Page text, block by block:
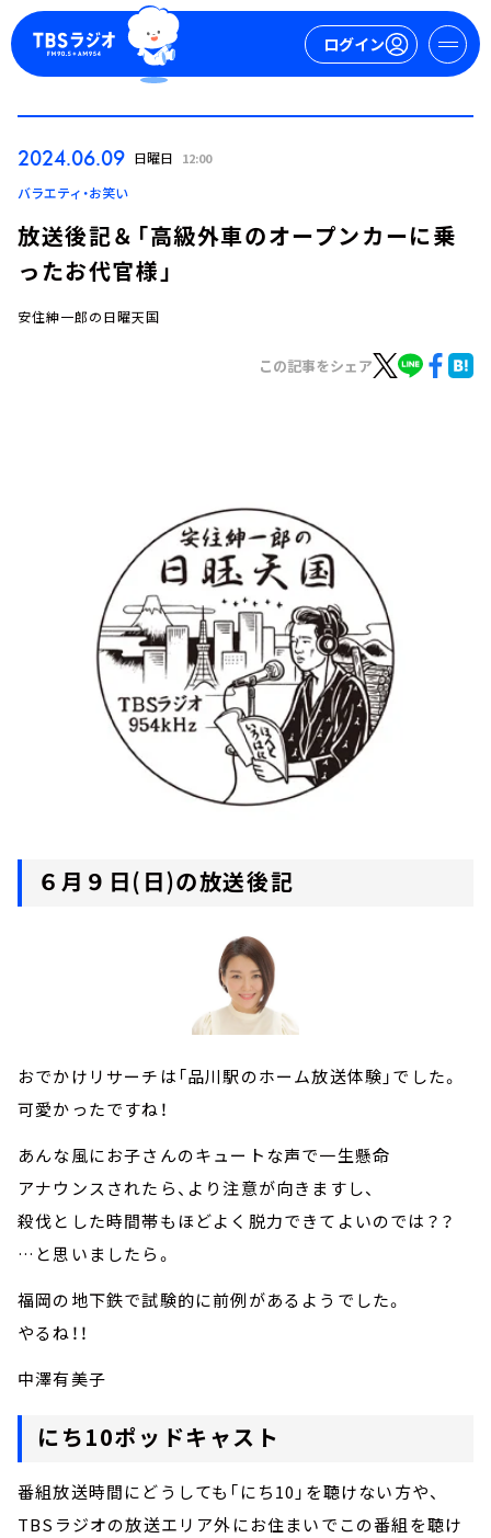
ログイン
ログイン
イベント・グッズ
YouTube
会社情報
2024.06.09 日曜日 12:00
バラエティ・お笑い
放送後記＆「高級外車のオープンカーに乗
ったお代官様」
安住紳一郎の日曜天国
この記事をシェア
６月９日(日)の放送後記
おでかけリサーチは「品川駅のホーム放送体験」でした。
可愛かったですね！
あんな風にお子さんのキュートな声で一生懸命
アナウンスされたら、より注意が向きますし、
殺伐とした時間帯もほどよく脱力できてよいのでは？？
…と思いましたら。
福岡の地下鉄で試験的に前例があるようでした。
やるね！！
中澤有美子
にち10ポッドキャスト
番組放送時間にどうしても「にち10」を聴けない方や、
TBSラジオの放送エリア外にお住まいでこの番組を聴け